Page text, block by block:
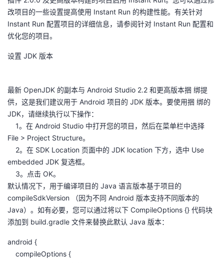
改项目的一些设置提高使用 Instant Run 的构建性能。有关针对
Instant Run 配置项目的详细信息，请参阅针对 Instant Run 配置和
优化您的项目。
设置 JDK 版本
最新 OpenJDK 的副本与 Android Studio 2.2 和更高版本捆 绑提
供，这是我们建议用于 Android 项目的 JDK 版本。要使用捆 绑的
JDK，请继续执行以下操作：
1。在 Android Studio 中打开您的项目，然后在菜单栏中选择
File > Project Structure。
2。在 SDK Location 页面中的 JDK location 下方，选中 Use
embedded JDK 复选框。
3。点击 OK。
默认情况下，用于编译项目的 Java 语言版本基于项目的
compileSdkVersion （因为不同 Android 版本支持不同版本的
Java）。如有必要，您可以通过将以下 CompileOptions {} 代码块
添加到 build.gradle 文件来替换此默认 Java 版本：
android {
compileOptions {